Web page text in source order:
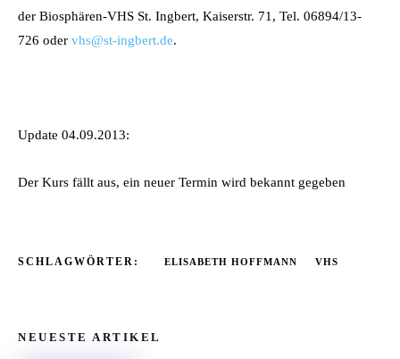
der Biosphären-VHS St. Ingbert, Kaiserstr. 71, Tel. 06894/13-
726 oder vhs@st-ingbert.de.
Update 04.09.2013:
Der Kurs fällt aus, ein neuer Termin wird bekannt gegeben
SCHLAGWÖRTER: ELISABETH HOFFMANN VHS
NEUESTE ARTIKEL